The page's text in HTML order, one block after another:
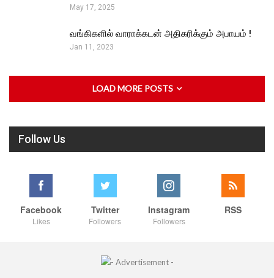
May 17, 2025
வங்கிகளில் வாராக்கடன் அதிகரிக்கும் அபாயம் !
Jan 11, 2023
LOAD MORE POSTS
Follow Us
Facebook
Likes
Twitter
Followers
Instagram
Followers
RSS